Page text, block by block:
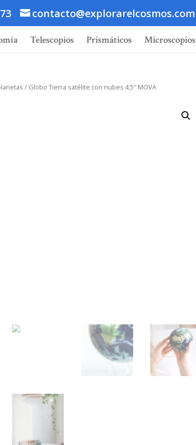
contacto@explorarelcosmos.com
Telescopios Prismáticos Microscopios
/ Globo Tierra satélite con nubes 4,5″ MOVA